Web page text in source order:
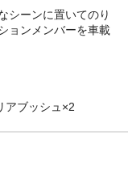
シーンに置いてのり
ョンメンバーを車載
アブッシュ×2